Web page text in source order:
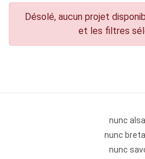
Désolé, aucun projet
et les filtres
nunc
nunc
nunc